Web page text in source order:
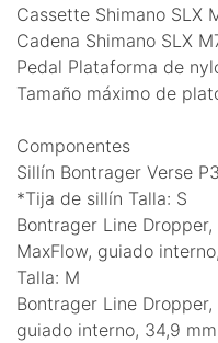
Cassette Shimano SLX
Cadena Shimano SLX
Pedal Plataforma de
Tamaño máximo de
Componentes
Sillín Bontrager Verse
*Tija de sillín Talla: S
Bontrager Line
MaxFlow, guiado
Talla: M
Bontrager Line
guiado interno, 34,9